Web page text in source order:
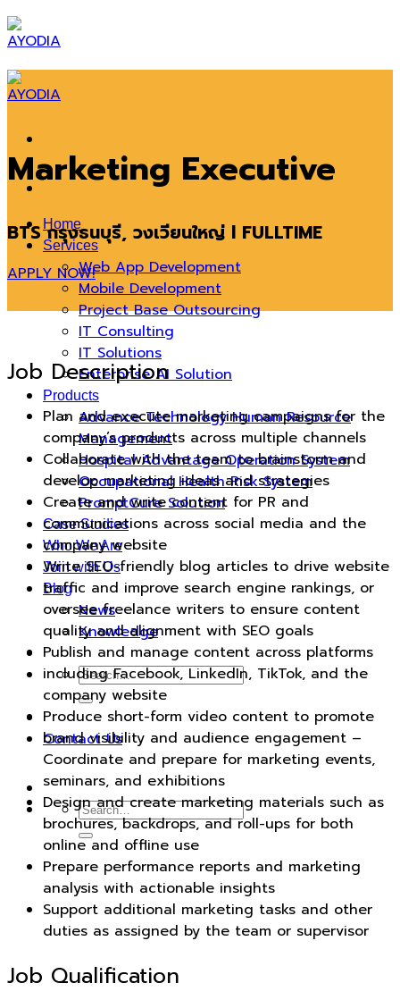
Skip
to
Home
Services
Web App Development
Mobile Development
Project Base Outsourcing
IT Consulting
IT Solutions
Enterprise AI Solution
Products
Advance Technology Human Resource
Management
Hospital Advantage Operation System
Occupational Health Risk System
PromptCure Solution
Case Studies
Who We Are
Join with Us
Blog
News
Knowledge
Contact Us
Marketing Executive
BTS กรุงธนบุรี, วงเวียนใหญ่ l FULLTIME
APPLY NOW!
Job Description
Plan and execute marketing campaigns for the
company’s products across multiple channels
Collaborate with the team to brainstorm and
develop marketing ideas and strategies
Create and write content for PR and
communications across social media and the
company website
Write SEO-friendly blog articles to drive website
traffic and improve search engine rankings, or
oversee freelance writers to ensure content
quality and alignment with SEO goals
Publish and manage content across platforms
including Facebook, LinkedIn, TikTok, and the
company website
Produce short-form video content to promote
brand visibility and audience engagement –
Coordinate and prepare for marketing events,
seminars, and exhibitions
Design and create marketing materials such as
brochures, backdrops, and roll-ups for both
online and offline use
Prepare performance reports and marketing
analysis with actionable insights
Support additional marketing tasks and other
duties as assigned by the team or supervisor
Job Qualification